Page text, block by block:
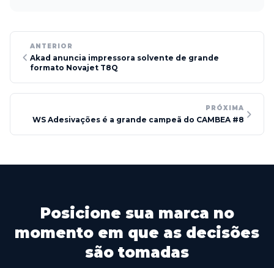
ANTERIOR
Akad anuncia impressora solvente de grande
formato Novajet T8Q
PRÓXIMA
WS Adesivações é a grande campeã do CAMBEA #8
Posicione sua marca no
momento em que as decisões
são tomadas